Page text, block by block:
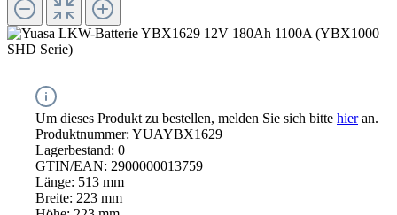
Um dieses Produkt zu bestellen, melden Sie sich bitte hieran.
Produktnummer: YUAYBX1629
Lagerbestand: 0
GTIN/EAN: 2900000013759
Länge: 513 mm
Breite: 223 mm